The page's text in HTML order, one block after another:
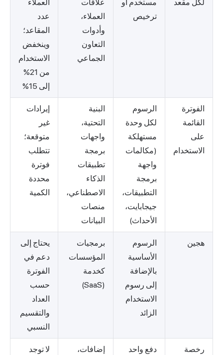
لكل مقعد
مستخدم أو
ترخيص
علاقات
العملاء،
وأدوات
التعاون
الجماعي
العملاء
عدد
المقاعد؛
وينخفض
الاستخدام
من 21%
إلى 15%
الفوترة
القائمة
على
الاستخدام
الرسوم
لكل وحدة
مستهلكة
(مكالمات
واجهة
برمجة
التطبيقات،
جيجابايت،
الأحداث)
البنية
التحتية،
واجهات
برمجة
تطبيقات
الذكاء
الاصطناعي،
منصات
البيانات
إيرادات
غير
متوقعة؛
تتطلب
فوترة
محددة
الكمية
هجين
الرسوم
الأساسية
بالإضافة
إلى رسوم
الاستخدام
الزائد
برمجيات
المؤسسات
كخدمة
(SaaS)
يحتاج إلى
دعم في
الفوترة
حسب
العداد
والتقسيم
النسبي
رخصة
دفع واحد
إضافات،
لا توجد